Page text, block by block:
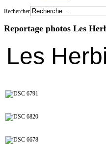
Rechercher
Reportage photos Les
Les